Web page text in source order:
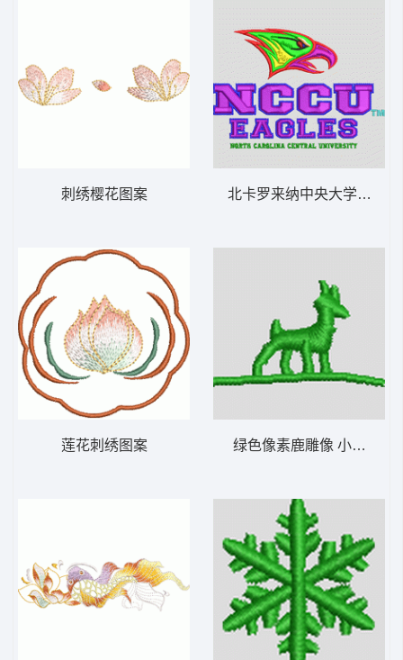
刺绣樱花图案
莲花刺绣图案
北卡罗来纳中央大学鹰队标
绿色像素鹿雕像 小鹿 帽绣